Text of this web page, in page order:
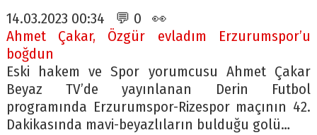
14.03.2023 00:34 💬 0 👀
Ahmet Çakar, Özgür evladım Erzurumspor’u
boğdun
Eski hakem ve Spor yorumcusu Ahmet Çakar
Beyaz TV’de yayınlanan Derin Futbol
programında Erzurumspor-Rizespor maçının 42.
Dakikasında mavi-beyazlıların bulduğu golü…